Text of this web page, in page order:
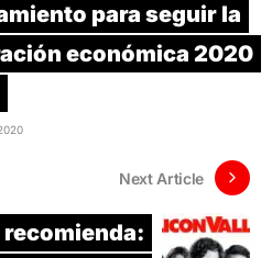
para seguir la
económica 2020
Next Article